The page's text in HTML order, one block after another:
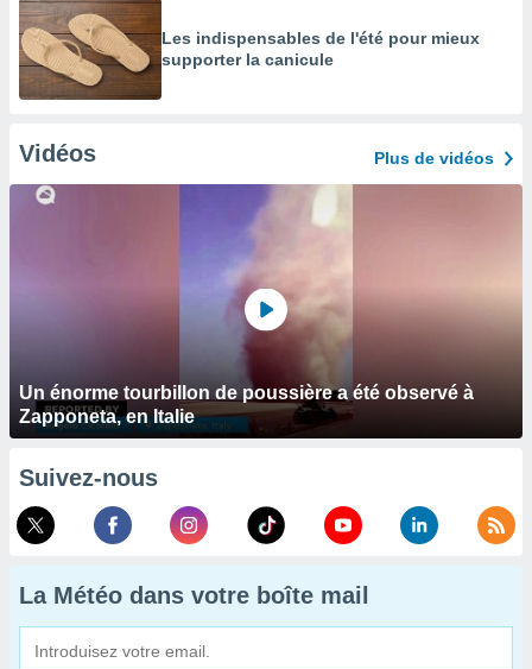
Les indispensables de l'été pour mieux
supporter la canicule
Vidéos Plus de vidéos
Un énorme tourbillon de poussière a été observé à
Zapponeta, en Italie
Suivez-nous
La Météo dans votre boîte mail